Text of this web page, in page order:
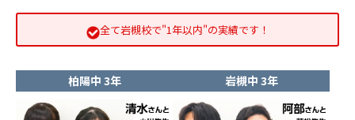
全て岩槻校で"1年以内"の実績です！
柏陽中 3年 岩槻中 3年